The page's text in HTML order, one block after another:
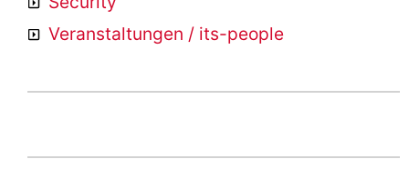
Veranstaltungen / its-people